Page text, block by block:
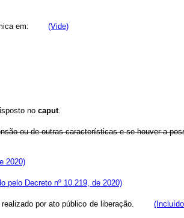
em: (Vide)
no caput.
ou de outras características e se houver a
2020)
pelo Decreto nº 10.219, de 2020)
realizado por ato público de liberação.